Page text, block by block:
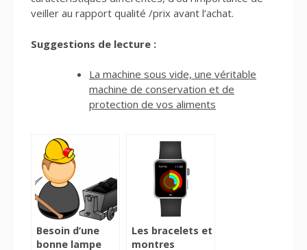
veiller au rapport qualité /prix avant l’achat.
Suggestions de lecture :
La machine sous vide, une véritable
machine de conservation et de
protection de vos aliments
Besoin d’une
bonne lampe
Les bracelets et
montres